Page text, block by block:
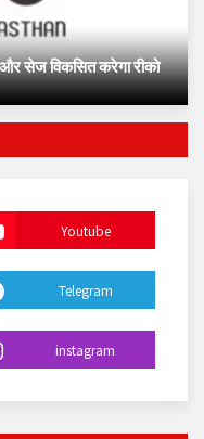
और सेज विकसित करेगा रीको
Youtube
Telegram
instagram